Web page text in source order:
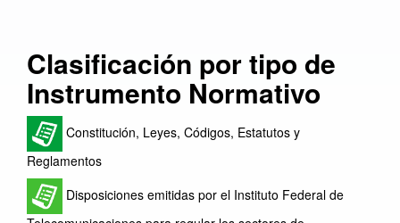
Clasificación por tipo de
Instrumento Normativo
Constitución, Leyes, Códigos, Estatutos y
Reglamentos
Disposiciones emitidas por el Instituto Federal de